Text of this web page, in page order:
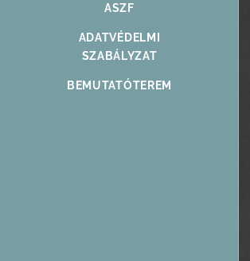
ASZF
ADATVÉDELMI
SZABÁLYZAT
BEMUTATÓTEREM